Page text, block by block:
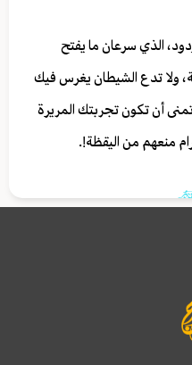
الذي سرعان ما يفتح
ولا تدع الشيطان يغرس فيك
أن تكون تجربتك المريرة
منعهم من اليقظة!.